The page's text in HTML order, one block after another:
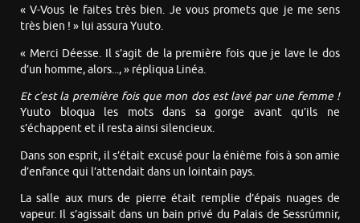
« V-Vous le faites très bien. Je vous promets que je me sens
très bien ! » lui assura Yuuto.
« Merci Déesse. Il s’agit de la première fois que je lave le dos
d’un homme, alors..., » répliqua Linéa.
Et c’est la première fois que mon dos est lavé par une femme !
Yuuto bloqua les mots dans sa gorge avant qu’ils ne
s’échappent et il resta ainsi silencieux.
Dans son esprit, il s’était excusé pour la énième fois à son amie
d’enfance qui l’attendait dans un lointain pays.
La salle aux murs de pierre était remplie d’épais nuages de
vapeur. Il s’agissait dans un bain privé du Palais de Sessrúmnir,